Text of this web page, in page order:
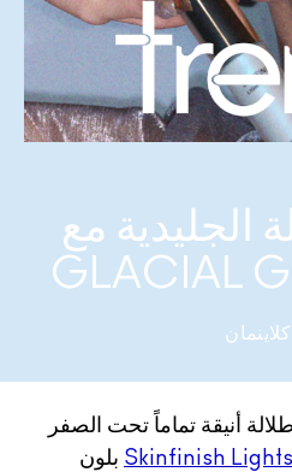
الجليدية مع
أنيقة تماماً تحت الصفر
Skinfinishبلون